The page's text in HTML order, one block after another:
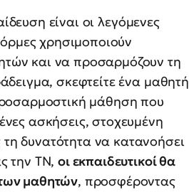
είναι οι λεγόμενες
χρησιμοποιούν
και να προσαρμόζουν τη
σκεφτείτε ένα μαθητή
μάθηση που
ασκήσεις, στοχευμένη
δυνατότητα να κατανοήσει
την ΤΝ,οι εκπαιδευτικοί θα
μαθητών, προσφέροντας